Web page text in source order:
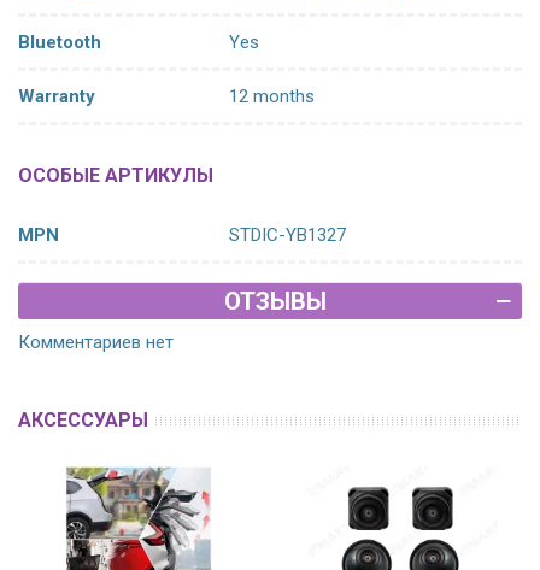
Bluetooth Yes
Warranty 12 months
ОСОБЫЕ АРТИКУЛЫ
MPN STDIC-YB1327
ОТЗЫВЫ
Комментариев нет
АКСЕССУАРЫ